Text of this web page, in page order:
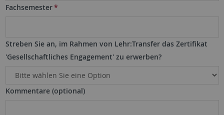
Fachsemester*
Streben Sie an, im Rahmen von Lehr:Transfer das Zertifikat
'Gesellschaftliches Engagement' zu erwerben?
Kommentare (optional)